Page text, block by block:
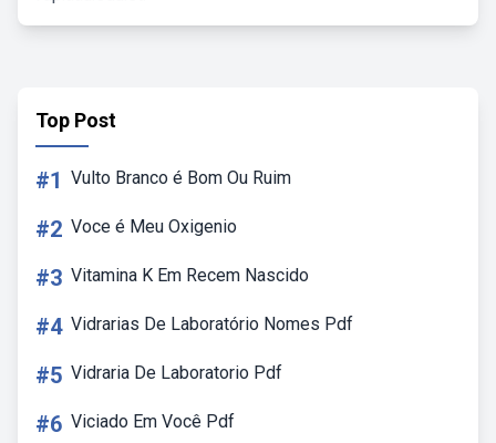
Top Post
#1 Vulto Branco é Bom Ou Ruim
#2 Voce é Meu Oxigenio
#3 Vitamina K Em Recem Nascido
#4 Vidrarias De Laboratório Nomes Pdf
#5 Vidraria De Laboratorio Pdf
#6 Viciado Em Você Pdf